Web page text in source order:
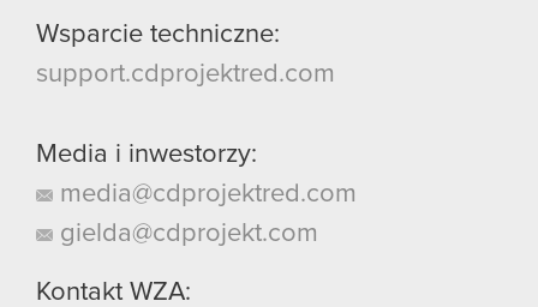
Wsparcie techniczne:
support.cdprojektred.com
Media i inwestorzy:
media@cdprojektred.com
gielda@cdprojekt.com
Kontakt WZA: